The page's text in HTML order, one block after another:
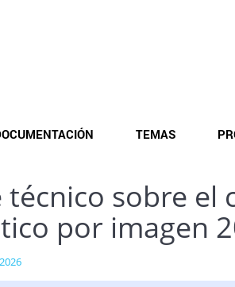
TEMAS
sobre el
por imagen